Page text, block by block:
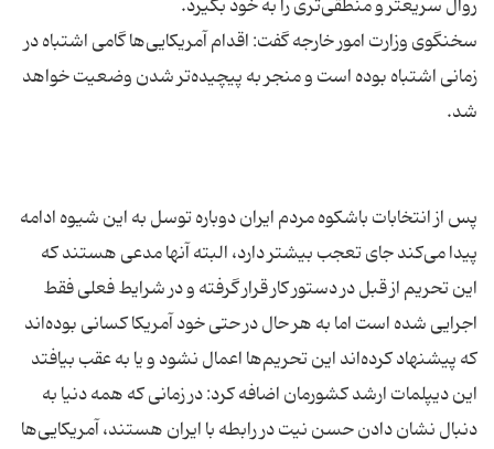
سخنگوی وزارت امور خارجه گفت: اقدام آمریکایی‌ها گامی اشتباه در
زمانی اشتباه بوده است و منجر به پیچیده‌تر شدن وضعیت خواهد
پس از انتخابات باشکوه مردم ایران دوباره توسل به این شیوه ادامه
پیدا می‌کند جای تعجب بیشتر دارد، البته آنها مدعی هستند که
این تحریم از قبل در دستور کار قرار گرفته و در شرایط فعلی فقط
اجرایی شده است اما به هر حال در حتی خود آمریکا کسانی بوده‌اند
این دیپلمات ارشد کشورمان اضافه کرد: در زمانی که همه‌ دنیا به
دنبال نشان دادن حسن نیت در رابطه با ایران هستند، آمریکایی‌ها